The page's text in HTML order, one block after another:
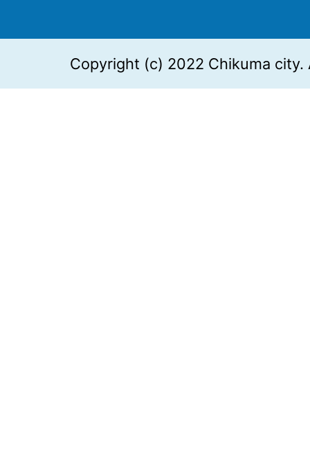
Copyright (c) 2022 Chikuma city.